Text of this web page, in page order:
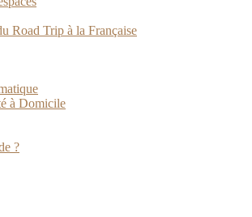
Road Trip à la Française
à Domicile
?